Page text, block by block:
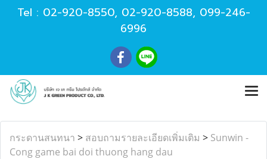
Tel : 02-920-8550, 02-920-8588, 099-246-
6996
กระดานสนทนา > สอบถามรายละเอียดเพิ่มเติม > Sunwin -
Cong game bai doi thuong hang dau